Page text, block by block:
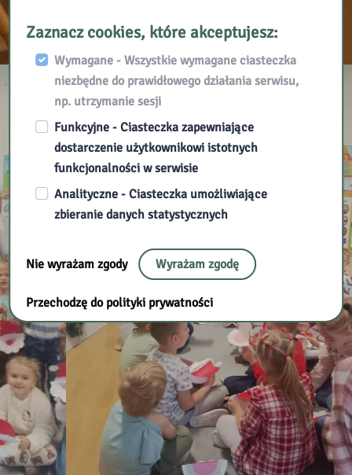
Zaznacz cookies, które akceptujesz:
Wymagane - Wszystkie wymagane ciasteczka
niezbędne do prawidłowego działania serwisu,
np. utrzymanie sesji
Funkcyjne - Ciasteczka zapewniające
dostarczenie użytkownikowi istotnych
funkcjonalności w serwisie
Analityczne - Ciasteczka umożliwiające
zbieranie danych statystycznych
Nie wyrażam zgody Wyrażam zgodę
Przechodzę do polityki prywatności